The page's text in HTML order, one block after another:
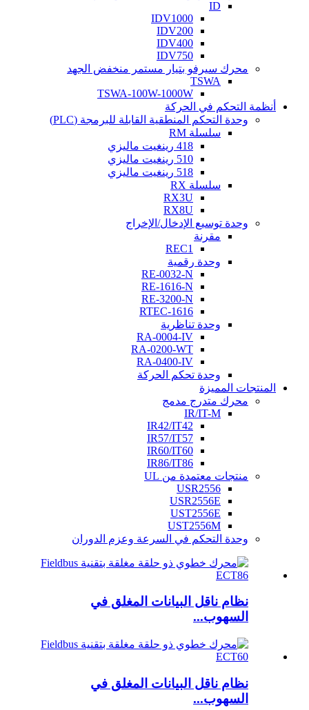
ID
IDV1000
IDV200
IDV400
IDV750
محرك سيرفو بتيار مستمر منخفض الجهد
TSWA
TSWA-100W-1000W
أنظمة التحكم في الحركة
وحدة التحكم المنطقية القابلة للبرمجة (PLC)
سلسلة RM
418 رينغيت ماليزي
510 رينغيت ماليزي
518 رينغيت ماليزي
سلسلة RX
RX3U
RX8U
وحدة توسيع الإدخال/الإخراج
مقرنة
REC1
وحدة رقمية
RE-0032-N
RE-1616-N
RE-3200-N
RTEC-1616
وحدة تناظرية
RA-0004-IV
RA-0200-WT
RA-0400-IV
وحدة تحكم الحركة
المنتجات المميزة
محرك متدرج مدمج
IR/IT-M
IR42/IT42
IR57/IT57
IR60/IT60
IR86/IT86
منتجات معتمدة من UL
USR2556
USR2556E
UST2556E
UST2556M
وحدة التحكم في السرعة وعزم الدوران
نظام ناقل البيانات المغلق في
السهوب...
نظام ناقل البيانات المغلق في
السهوب...